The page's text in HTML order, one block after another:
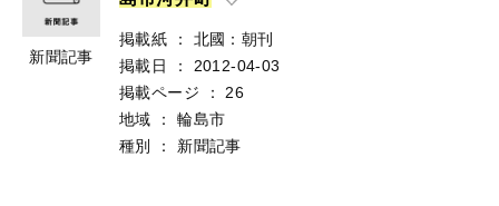
新聞記事
掲載紙 ：
北國：朝刊
掲載日
：
2012-04-03
掲載ページ
：
26
地域
：
輪島市
種別
： 新聞記事